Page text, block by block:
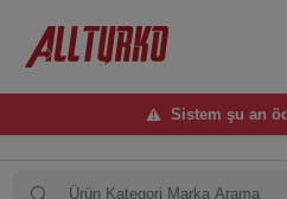
Sistem şu an